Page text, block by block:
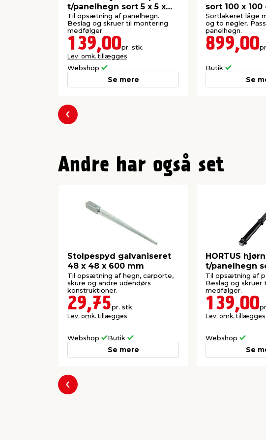
t/panelhegn sort 5 x 5 x
150 cm
Til opsætning af panelhegn.
Beslag og skruer til montering
medfølger.
139,00pr. stk.
Lev. omk. tillægges
Webshop
Se mere
sort 100 x 100
Sortlakeret låge
og to nøgler.
panelhegn.
899,00
Butik
Se
Forrige
Andre har også set
Stolpespyd galvaniseret
48 x 48 x 600 mm
Til opsætning af hegn, carporte,
skure og andre udendørs
konstruktioner.
29,75pr. stk.
Lev. omk. tillægges
Webshop Butik
Se mere
HORTUS
t/panelhegn
150 cm
Til opsætning af
Beslag og skruer
medfølger.
139,00
Lev. omk. tillægges
Webshop
Se
Forrige